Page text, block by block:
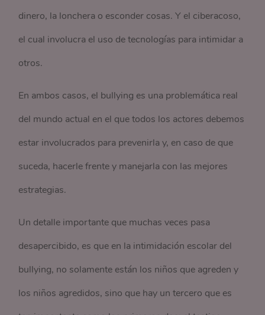
dinero, la lonchera o esconder cosas. Y el ciberacoso,
el cual involucra el uso de tecnologías para intimidar a
otros.
En ambos casos, el bullying es una problemática real
del mundo actual en el que todos los actores debemos
estar involucrados para prevenirla y, en caso de que
suceda, hacerle frente y manejarla con las mejores
estrategias.
Un detalle importante que muchas veces pasa
desapercibido, es que en la intimidación escolar del
bullying, no solamente están los niños que agreden y
los niños agredidos, sino que hay un tercero que es